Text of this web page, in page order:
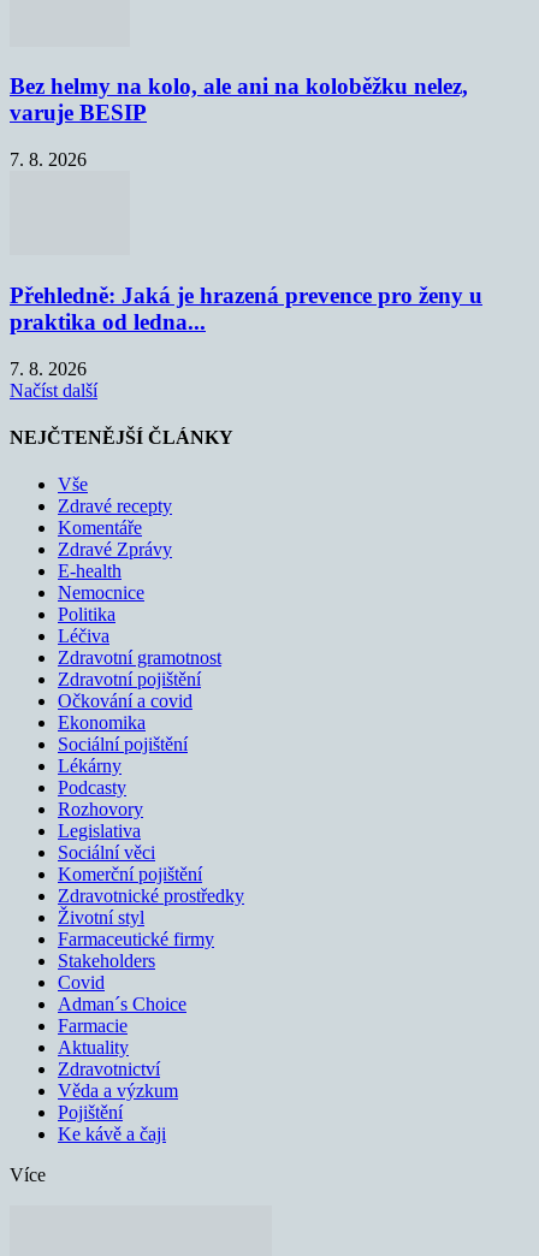
Bez helmy na kolo, ale ani na koloběžku nelez,
varuje BESIP
7. 8. 2026
Přehledně: Jaká je hrazená prevence pro ženy u
praktika od ledna...
7. 8. 2026
Načíst další
NEJČTENĚJŠÍ ČLÁNKY
Vše
Zdravé recepty
Komentáře
Zdravé Zprávy
E-health
Nemocnice
Politika
Léčiva
Zdravotní gramotnost
Zdravotní pojištění
Očkování a covid
Ekonomika
Sociální pojištění
Lékárny
Podcasty
Rozhovory
Legislativa
Sociální věci
Komerční pojištění
Zdravotnické prostředky
Životní styl
Farmaceutické firmy
Stakeholders
Covid
Adman´s Choice
Farmacie
Aktuality
Zdravotnictví
Věda a výzkum
Pojištění
Ke kávě a čaji
Více